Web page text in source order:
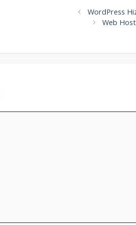
WordPress
Web